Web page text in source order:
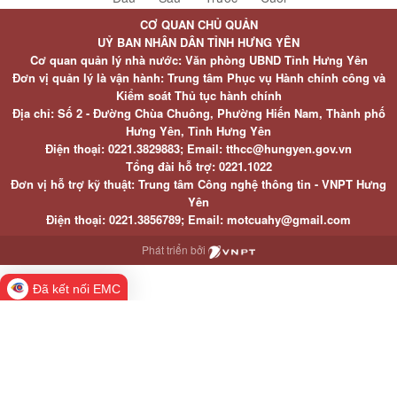
CƠ QUAN CHỦ QUẢN
UỶ BAN NHÂN DÂN TỈNH HƯNG YÊN
Cơ quan quản lý nhà nước: Văn phòng UBND Tỉnh Hưng Yên
Đơn vị quản lý là vận hành: Trung tâm Phục vụ Hành chính công và
Kiểm soát Thủ tục hành chính
Địa chỉ: Số 2 - Đường Chùa Chuông, Phường Hiến Nam, Thành phố
Hưng Yên, Tỉnh Hưng Yên
Điện thoại: 0221.3829883; Email: tthcc@hungyen.gov.vn
Tổng đài hỗ trợ: 0221.1022
Đơn vị hỗ trợ kỹ thuật: Trung tâm Công nghệ thông tin - VNPT Hưng
Yên
Điện thoại: 0221.3856789; Email: motcuahy@gmail.com
Phát triển bởi
Đã kết nối EMC